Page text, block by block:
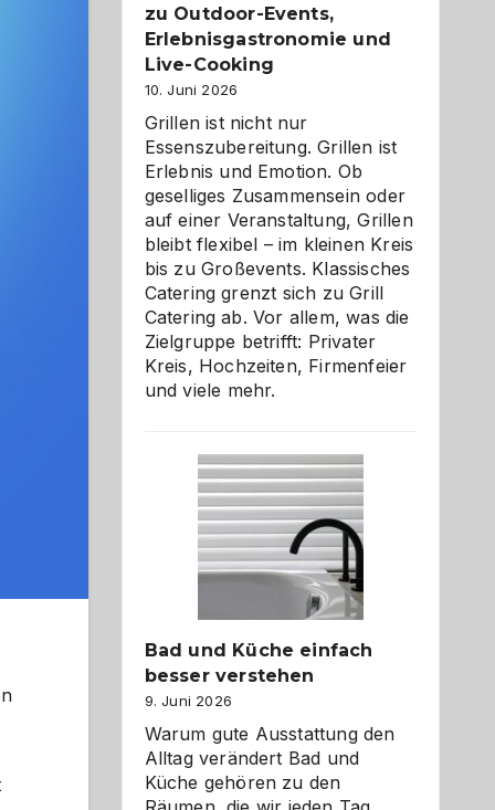
zu Outdoor-Events,
Erlebnisgastronomie und
Live-Cooking
10. Juni 2026
Grillen ist nicht nur
Essenszubereitung. Grillen ist
Erlebnis und Emotion. Ob
geselliges Zusammensein oder
auf einer Veranstaltung, Grillen
bleibt flexibel – im kleinen Kreis
bis zu Großevents. Klassisches
Catering grenzt sich zu Grill
Catering ab. Vor allem, was die
Zielgruppe betrifft: Privater
Kreis, Hochzeiten, Firmenfeier
und viele mehr.
Bad und Küche einfach
besser verstehen
9. Juni 2026
Warum gute Ausstattung den
Alltag verändert Bad und
Küche gehören zu den